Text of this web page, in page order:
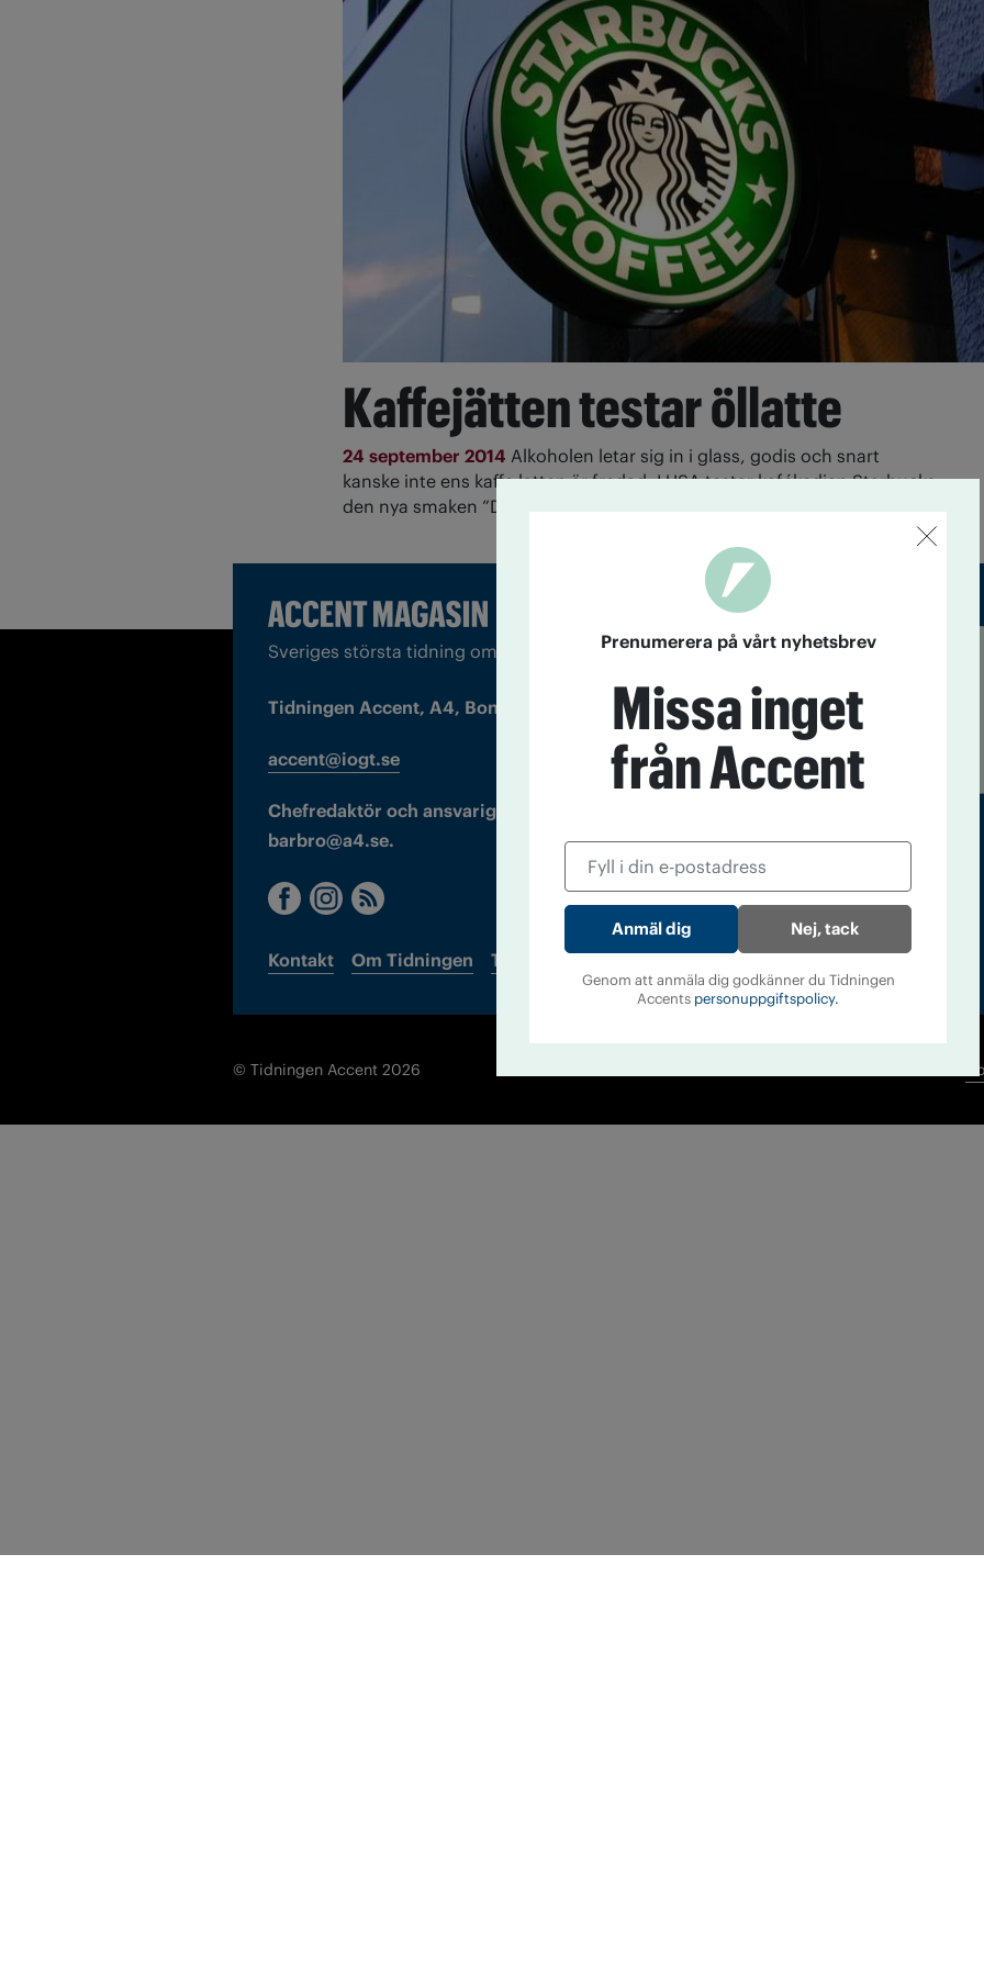
Kaffejätten testar öllatte
24 september 2014 Alkoholen letar sig in i glass, godis och snart
kanske inte ens kaffe latten är fredad. I USA testar kafékedjan Starbucks
den nya smaken ”Dark Barrel Latte”.
Sveriges största tidning om droger och nykterhet
Tidningen Accent, A4, Bondegatan 21, 116 33 Stockholm
accent@iogt.se
Chefredaktör och ansvarig utgivare: Barbro Janson Lundkvist,
barbro@a4.se.
Kontakt Om Tidningen Tidningsarkiv In English
© Tidningen Accent 2026
Prenumerera på vårt nyhetsbrev
Missa inget
från Accent
Nej, tack
Genom att anmäla dig godkänner du Tidningen
Accents personuppgiftspolicy.